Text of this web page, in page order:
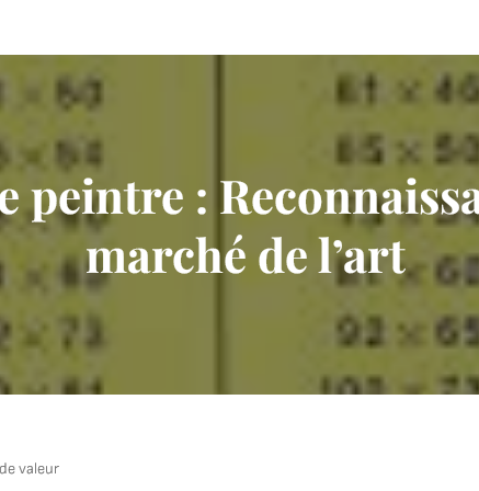
peintre :
marché de l’art
valeur